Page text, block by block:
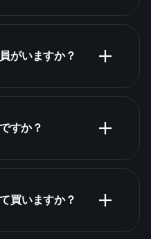
がいますか？
すか？
買いますか？